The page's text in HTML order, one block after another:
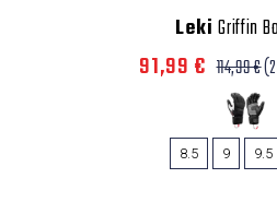
Leki Griffin
91,99 € 114,99 €
8.5 9 9.5